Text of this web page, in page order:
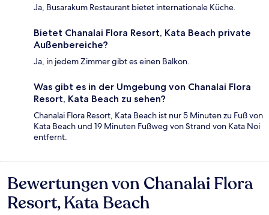
Ja, Busarakum Restaurant bietet internationale Küche.
Bietet Chanalai Flora Resort, Kata Beach private
Außenbereiche?
Ja, in jedem Zimmer gibt es einen Balkon.
Was gibt es in der Umgebung von Chanalai Flora
Resort, Kata Beach zu sehen?
Chanalai Flora Resort, Kata Beach ist nur 5 Minuten zu Fuß von
Kata Beach und 19 Minuten Fußweg von Strand von Kata Noi
entfernt.
Bewertungen
Bewertungen von Chanalai Flora
Resort, Kata Beach